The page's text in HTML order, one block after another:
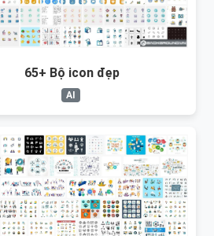
65+ Bộ icon đẹp
AI